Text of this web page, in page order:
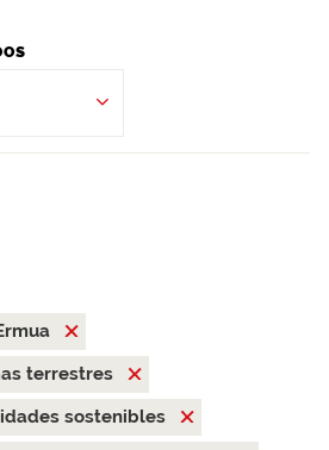
terrestres
sostenibles